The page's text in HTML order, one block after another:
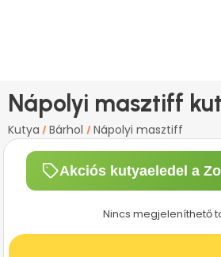
Nápolyi masztiff
Kutya / Bárhol / Nápolyi masztiff
Akciós kutyaeledel a
Nincs megjeleníthető